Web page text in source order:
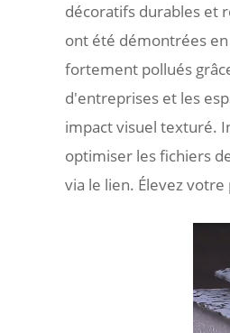
décoratifs durables et
ont été démontrées
fortement pollués
d'entreprises et les
impact visuel texturé.
optimiser les fichiers
via le lien. Élevez